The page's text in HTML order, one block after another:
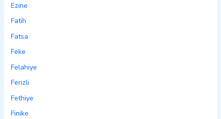
Ezine
Fatih
Fatsa
Feke
Felahiye
Ferizli
Fethiye
Finike